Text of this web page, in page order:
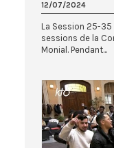
12/07/2024
La Session 25-
sessions de la
Monial. Pendant...